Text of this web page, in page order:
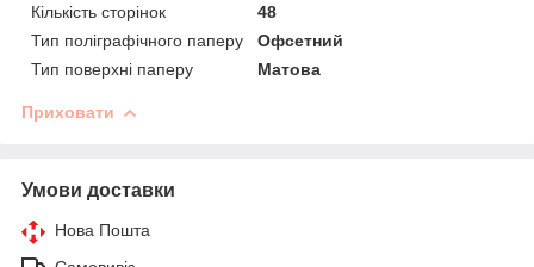
Кількість сторінок
48
Тип поліграфічного паперу
Офсетний
Тип поверхні паперу
Матова
Приховати
Умови доставки
Нова Пошта